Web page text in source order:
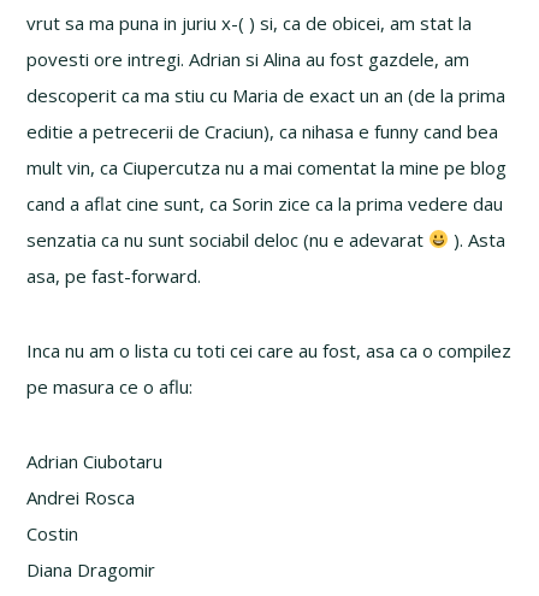
vrut sa ma puna in juriu x-( ) si, ca de obicei, am stat la
povesti ore intregi. Adrian si Alina au fost gazdele, am
descoperit ca ma stiu cu Maria de exact un an (de la prima
editie a petrecerii de Craciun), ca nihasa e funny cand bea
mult vin, ca Ciupercutza nu a mai comentat la mine pe blog
cand a aflat cine sunt, ca Sorin zice ca la prima vedere dau
senzatia ca nu sunt sociabil deloc (nu e adevarat
). Asta
asa, pe fast-forward.
Inca nu am o lista cu toti cei care au fost, asa ca o compilez
pe masura ce o aflu:
Adrian Ciubotaru
Andrei Rosca
Costin
Diana Dragomir